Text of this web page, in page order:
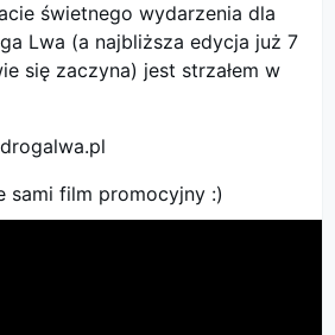
świetnego wydarzenia dla
Lwa (a najbliższa edycja już 7
się zaczyna) jest strzałem w
sami film promocyjny :)